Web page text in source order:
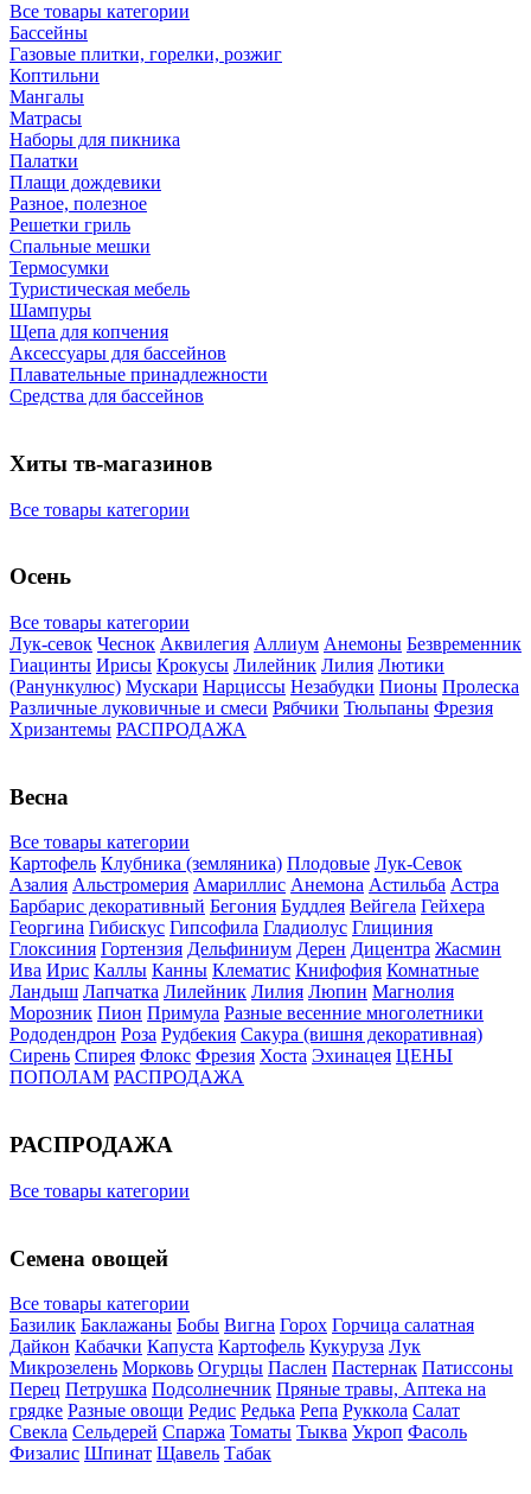
Все товары категории
Бассейны
Газовые плитки, горелки, розжиг
Коптильни
Мангалы
Матрасы
Наборы для пикника
Палатки
Плащи дождевики
Разное, полезное
Решетки гриль
Спальные мешки
Термосумки
Туристическая мебель
Шампуры
Щепа для копчения
Аксессуары для бассейнов
Плавательные принадлежности
Средства для бассейнов
Хиты тв-магазинов
Все товары категории
Осень
Все товары категории
Лук-севок Чеснок Аквилегия Аллиум Анемоны Безвременник
Гиацинты Ирисы Крокусы Лилейник Лилия Лютики
(Ранункулюс) Мускари Нарцисcы Незабудки Пионы Пролеска
Различные луковичные и смеси Рябчики Тюльпаны Фрезия
Хризантемы РАСПРОДАЖА
Весна
Все товары категории
Картофель Клубника (земляника) Плодовые Лук-Севок
Азалия Альстромерия Амариллис Анемона Астильба Астра
Барбарис декоративный Бегония Буддлея Вейгела Гейхера
Георгина Гибискус Гипсофила Гладиолус Глициния
Глоксиния Гортензия Дельфиниум Дерен Дицентра Жасмин
Ива Ирис Каллы Канны Клематис Книфофия Комнатные
Ландыш Лапчатка Лилейник Лилия Люпин Магнолия
Морозник Пион Примула Разные весенние многолетники
Рододендрон Роза Рудбекия Сакура (вишня декоративная)
Сирень Спирея Флокс Фрезия Хоста Эхинацея ЦЕНЫ
ПОПОЛАМ РАСПРОДАЖА
РАСПРОДАЖА
Все товары категории
Семена овощей
Все товары категории
Базилик Баклажаны Бобы Вигна Горох Горчица салатная
Дайкон Кабачки Капуста Картофель Кукуруза Лук
Микрозелень Морковь Огурцы Паслен Пастернак Патиссоны
Перец Петрушка Подсолнечник Пряные травы, Аптека на
грядке Разные овощи Редис Редька Репа Руккола Салат
Свекла Сельдерей Спаржа Томаты Тыква Укроп Фасоль
Физалис Шпинат Щавель Табак